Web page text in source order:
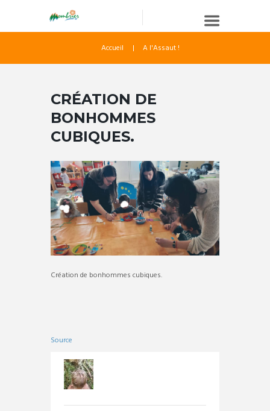
Accueil A l'Assaut !
CRÉATION DE
BONHOMMES
CUBIQUES.
Création de bonhommes cubiques.
Source